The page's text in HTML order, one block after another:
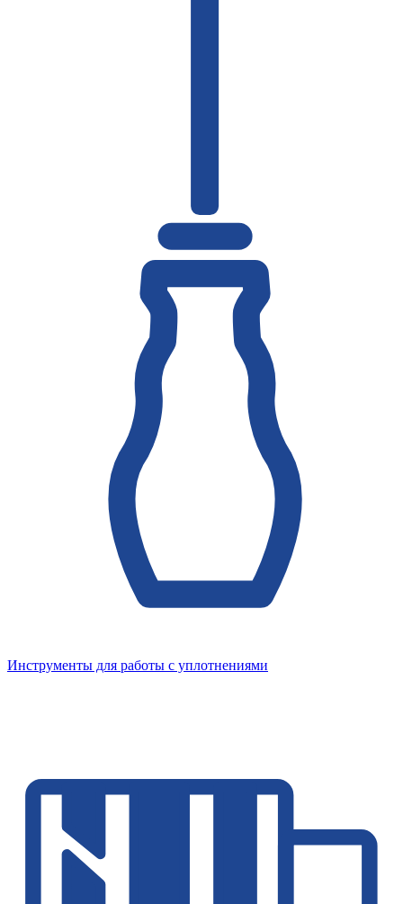
Инструменты для работы с уплотнениями